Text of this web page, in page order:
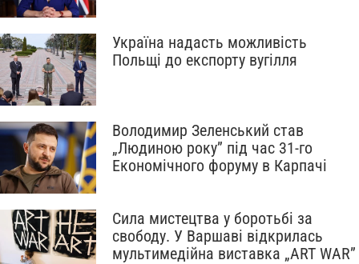
Україна надасть можливість
Польщі до експорту вугілля
Володимир Зеленський став
„Людиною року” під час 31-го
Економічного форуму в Карпачі
Сила мистецтва у боротьбі за
свободу. У Варшаві відкрилась
мультимедійна виставка „ART WAR”